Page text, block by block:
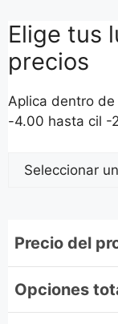
Elige tus
precios
Aplica dentro
-4.00 hasta cil -
Precio del
Opciones